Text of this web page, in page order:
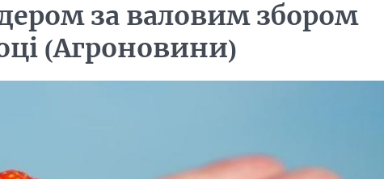
за валовим збором
(Агроновини)